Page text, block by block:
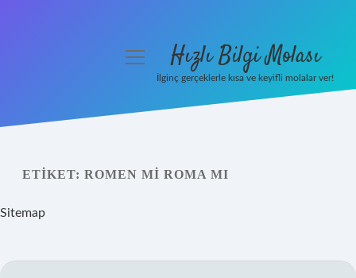
Yasal Uyarı
Hakkımızda
menüyüHızlı Bilgi Molası
İlginç gerçeklerle kısa ve keyifli molalar ver!
ETIKET: ROMEN MI ROMA MI
Sitemap